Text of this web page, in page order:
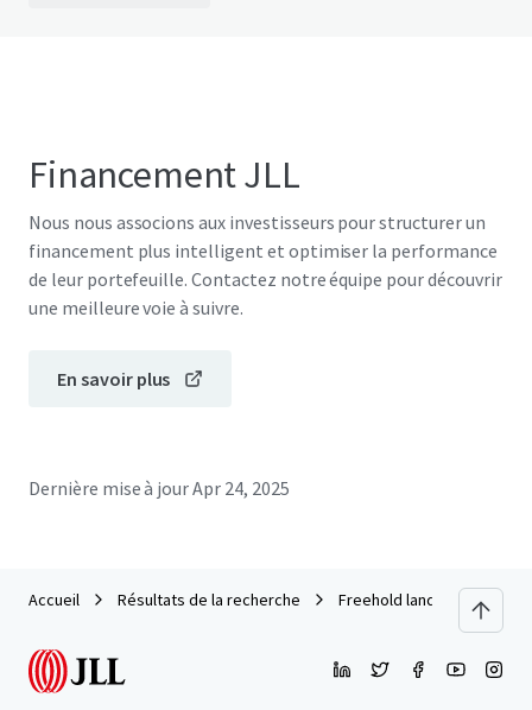
Financement JLL
Nous nous associons aux investisseurs pour structurer un
financement plus intelligent et optimiser la performance
de leur portefeuille. Contactez notre équipe pour découvrir
une meilleure voie à suivre.
En savoir plus
Dernière mise à jourApr 24, 2025
Accueil Résultats de la recherche Freehold land 27 rai on